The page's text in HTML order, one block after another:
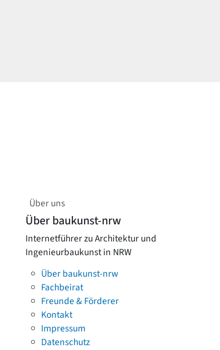
Über uns
Über baukunst-nrw
Internetführer zu Architektur und
Ingenieurbaukunst in NRW
Über baukunst-nrw
Fachbeirat
Freunde & Förderer
Kontakt
Impressum
Datenschutz